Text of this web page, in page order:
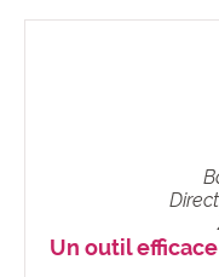
Un outil